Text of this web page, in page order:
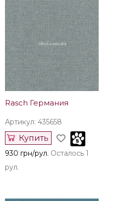
Rasch Германия
Артикул: 435658
Купить
930 грн/рул. Осталось 1
рул.